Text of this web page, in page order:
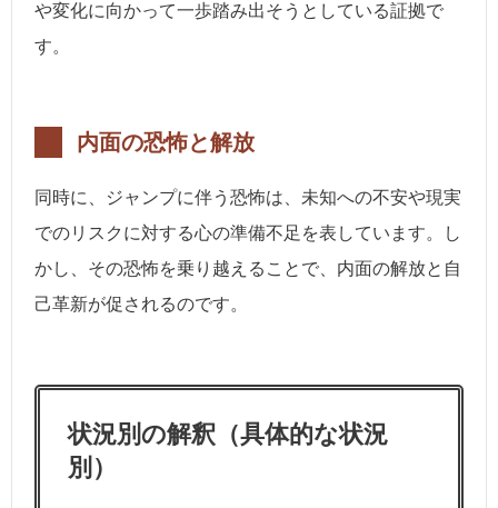
や変化に向かって一歩踏み出そうとしている証拠で
す。
内面の恐怖と解放
同時に、ジャンプに伴う恐怖は、未知への不安や現実
でのリスクに対する心の準備不足を表しています。し
かし、その恐怖を乗り越えることで、内面の解放と自
己革新が促されるのです。
状況別の解釈（具体的な状況
別）